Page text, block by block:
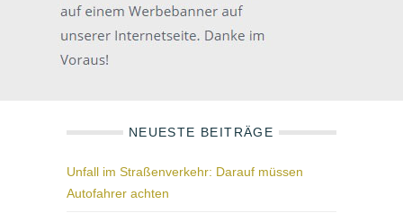
NEUESTE BEITRÄGE
Unfall im Straßenverkehr: Darauf müssen
Autofahrer achten